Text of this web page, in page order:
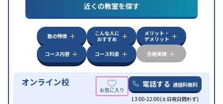
特徴
中高一貫校生に対応授業の振替可能
学習にPC・タブレットを利用オンライン対応1
科目から受講可能
近くの教室を探す
塾の特徴
こんな人に
おすすめ
メリット・
デメリット
コース内容
コース料金 合格実績
オンライン校 電話する 通話料無料
13:00-22:00(土日祝日問わず)